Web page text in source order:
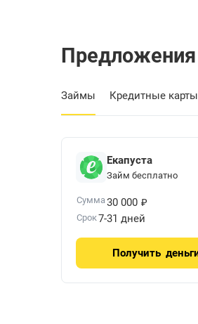
Предложения
Займы Кредитные карты
Екапуста
Займ бесплатно
Сумма30 000 ₽
Срок7-31 дней
Получить